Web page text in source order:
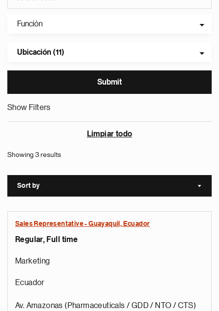
Función
Ubicación (11)
Show Filters
Limpiar todo
Showing 3 results
Sort by Sort
Sales Representative - Guayaquil, Ecuador
Regular, Full time
Marketing
Ecuador
Av. Amazonas (Pharmaceuticals / GDD / NTO / CTS)